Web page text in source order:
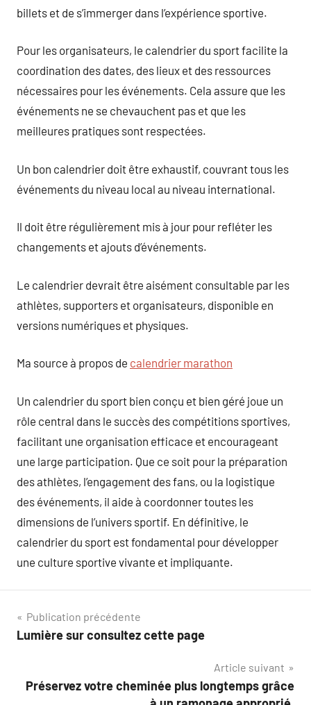
billets et de s’immerger dans l’expérience sportive.
Pour les organisateurs, le calendrier du sport facilite la
coordination des dates, des lieux et des ressources
nécessaires pour les événements. Cela assure que les
événements ne se chevauchent pas et que les
meilleures pratiques sont respectées.
Un bon calendrier doit être exhaustif, couvrant tous les
événements du niveau local au niveau international.
Il doit être régulièrement mis à jour pour refléter les
changements et ajouts d’événements.
Le calendrier devrait être aisément consultable par les
athlètes, supporters et organisateurs, disponible en
versions numériques et physiques.
Ma source à propos de calendrier marathon
Un calendrier du sport bien conçu et bien géré joue un
rôle central dans le succès des compétitions sportives,
facilitant une organisation efficace et encourageant
une large participation. Que ce soit pour la préparation
des athlètes, l’engagement des fans, ou la logistique
des événements, il aide à coordonner toutes les
dimensions de l’univers sportif. En définitive, le
calendrier du sport est fondamental pour développer
une culture sportive vivante et impliquante.
Navigation
de
Publication précédente
Lumière sur consultez cette page
Article suivant
Préservez votre cheminée plus longtemps grâce